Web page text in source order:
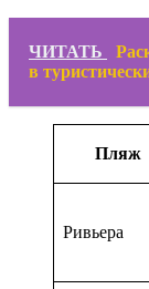
ЧИТАТЬ
в
Пляж
Ривьера